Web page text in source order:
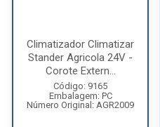
Climatizador Climatizar
Stander Agricola 24V -
Corote Extern...
Código: 9165
Embalagem: PC
Número Original: AGR2009